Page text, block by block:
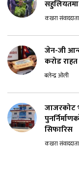
कखरा संवाददाता
जेन-जी
करोड राहत
बलेन्द्र ओली
जाजरकोट
सिफारिस
कखरा संवाददाता